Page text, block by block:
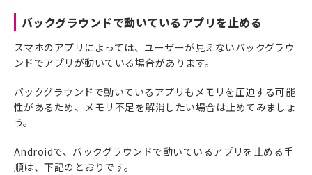
バックグラウンドで動いているアプリを止める
スマホのアプリによっては、ユーザーが見えないバックグラウ
ンドでアプリが動いている場合があります。
バックグラウンドで動いているアプリもメモリを圧迫する可能
性があるため、メモリ不足を解消したい場合は止めてみましょ
う。
Androidで、バックグラウンドで動いているアプリを止める手
順は、下記のとおりです。